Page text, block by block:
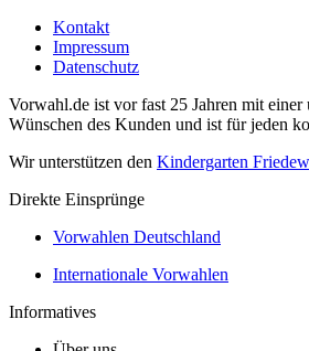
Kontakt
Impressum
Datenschutz
Vorwahl.de ist vor fast 25 Jahren mit
Wünschen des Kunden und ist für jeden
Wir unterstützen den Kindergarten
Direkte Einsprünge
Vorwahlen Deutschland
Internationale Vorwahlen
Informatives